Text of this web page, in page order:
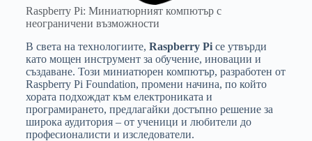
Raspberry Pi: Миниатюрният компютър с
неограничени възможности
В света на технологиите, Raspberry Piсе утвърди
като мощен инструмент за обучение, иновации и
създаване. Този миниатюрен компютър, разработен от
Raspberry Pi Foundation, промени начина, по който
хората подхождат към електрониката и
програмирането, предлагайки достъпно решение за
широка аудитория – от ученици и любители до
професионалисти и изследователи.